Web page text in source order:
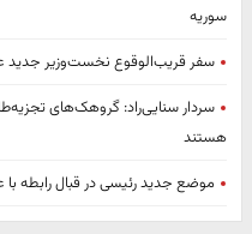
سوریه
سفر قریب‌الوقوع نخست‌وزیر جدید
سردار سنایی‌راد: گروهک‌های
هستند
موضع جدید رئیسی در قبال رابطه با